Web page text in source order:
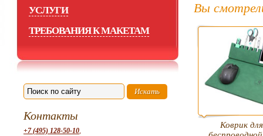
УСЛУГИ
ТРЕБОВАНИЯ К МАКЕТАМ
Контакты
+7 (495) 128-50-10,
Вы
Коврик